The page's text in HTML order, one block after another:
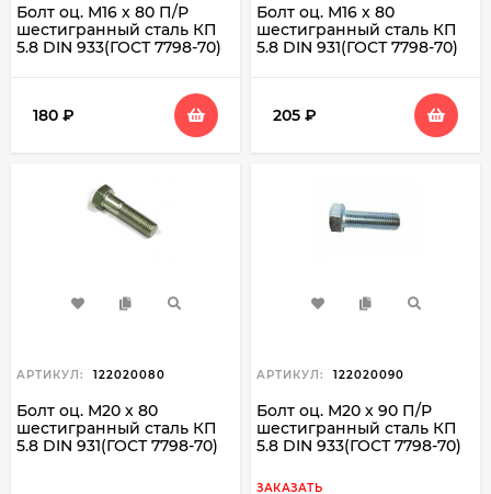
Болт оц. М16 х 80 П/Р
шестигранный сталь КП
5.8 DIN 933(ГОСТ 7798-70)
180 ₽
Болт оц. М16 х 80
шестигранный сталь КП
5.8 DIN 931(ГОСТ 7798-70)
205 ₽
АРТИКУЛ: 122020080
Болт оц. М20 х 80
шестигранный сталь КП
5.8 DIN 931(ГОСТ 7798-70)
АРТИКУЛ: 122020090
Болт оц. М20 х 90 П/Р
шестигранный сталь КП
5.8 DIN 933(ГОСТ 7798-70)
ЗАКАЗАТЬ